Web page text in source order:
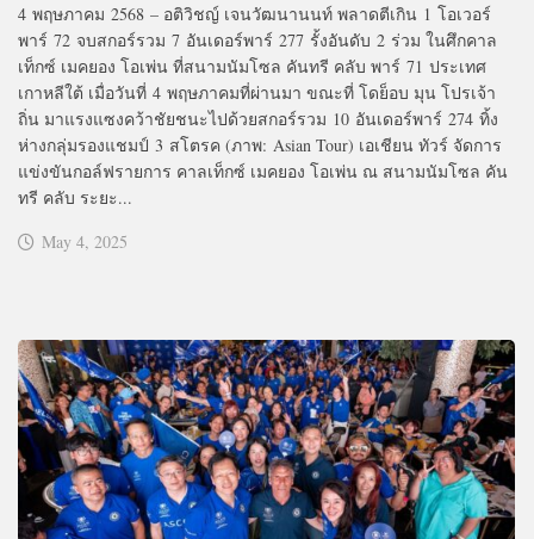
4 พฤษภาคม 2568 – อติวิชญ์ เจนวัฒนานนท์ พลาดตีเกิน 1 โอเวอร์
พาร์ 72 จบสกอร์รวม 7 อันเดอร์พาร์ 277 รั้งอันดับ 2 ร่วม ในศึกคาล
เท็กซ์ เมคยอง โอเพ่น ที่สนามนัมโซล คันทรี คลับ พาร์ 71 ประเทศ
เกาหลีใต้ เมื่อวันที่ 4 พฤษภาคมที่ผ่านมา ขณะที่ โดย็อบ มุน โปรเจ้า
ถิ่น มาแรงแซงคว้าชัยชนะไปด้วยสกอร์รวม 10 อันเดอร์พาร์ 274 ทิ้ง
ห่างกลุ่มรองแชมป์ 3 สโตรค (ภาพ: Asian Tour) เอเชียน ทัวร์ จัดการ
แข่งขันกอล์ฟรายการ คาลเท็กซ์ เมคยอง โอเพ่น ณ สนามนัมโซล คัน
ทรี คลับ ระยะ...
May 4, 2025